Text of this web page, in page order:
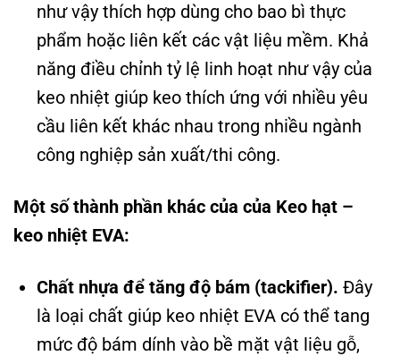
như vậy thích hợp dùng cho bao bì thực
phẩm hoặc liên kết các vật liệu mềm. Khả
năng điều chỉnh tỷ lệ linh hoạt như vậy của
keo nhiệt giúp keo thích ứng với nhiều yêu
cầu liên kết khác nhau trong nhiều ngành
công nghiệp sản xuất/thi công.
Một số thành phần khác của của Keo hạt –
keo nhiệt EVA:
Chất nhựa để tăng độ bám (tackifier). Đây
là loại chất giúp keo nhiệt EVA có thể tang
mức độ bám dính vào bề mặt vật liệu gỗ,